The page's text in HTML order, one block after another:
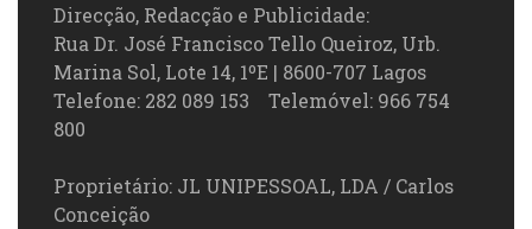
Direcção, Redacção e Publicidade:
Rua Dr. José Francisco Tello Queiroz, Urb.
Marina Sol, Lote 14, 1ºE | 8600-707 Lagos
Telefone: 282 089 153 Telemóvel: 966 754
800
Proprietário: JL UNIPESSOAL, LDA / Carlos
Conceição